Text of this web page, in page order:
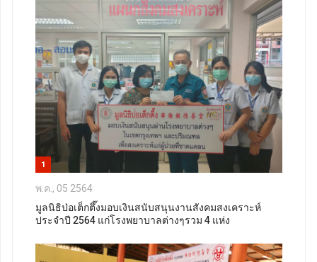
1
พ.ค., 05 2564
มูลนิธิป่อเต็กตึ๊งมอบเงินสนับสนุนงานสังคมสงเคราะห์
ประจำปี 2564 แก่โรงพยาบาลต่างๆรวม 4 แห่ง